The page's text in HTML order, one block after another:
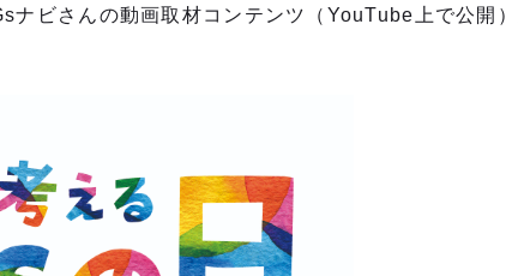
ビさんの動画取材コンテンツ（YouTube上で公開